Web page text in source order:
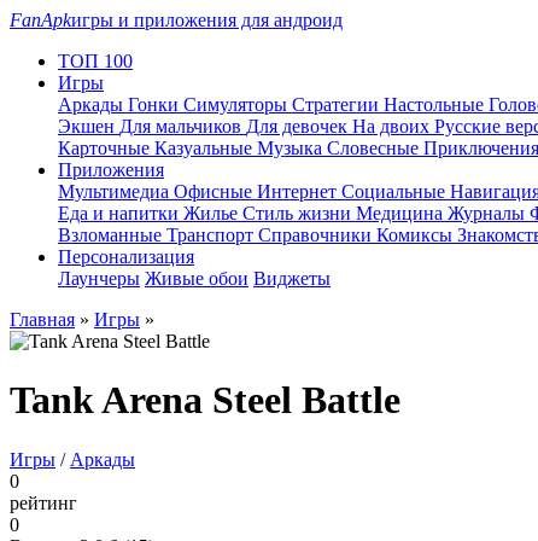
FanApkигры и приложения для андроид
ТОП 100
Игры
Аркады Гонки Симуляторы Стратегии Настольные
Экшен Для мальчиков Для девочек На двоих Русские
Карточные Казуальные Музыка Словесные Приключения
Приложения
Мультимедиа Офисные Интернет Социальные
Еда и напитки Жилье Стиль жизни Медицина Журналы
Взломанные Транспорт Справочники Комиксы
Персонализация
Лаунчеры Живые обои Виджеты
Главная » Игры »
Tank Arena Steel Battle
Игры / Аркады
0
рейтинг
0